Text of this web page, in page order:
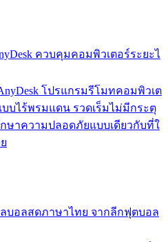
ควบคุมคอมพิวเตอร์ระยะไ
โปรแกรมรีโมทคอมพิวเต
บไร้พรมแดน รวดเร็มไม่มีกระตุ
ษาความปลอดภัยแบบเดียวกับที่ใ
ลบอลสดภาษาไทย จากลีกฟุตบอล